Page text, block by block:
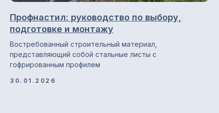
Профнастил: руководство по выбору,
подготовке и монтажу
Востребованный строительный материал,
представляющий собой стальные листы с
гофрированным профилем
30.01.2026
Разработка сайта: ••• БИТ